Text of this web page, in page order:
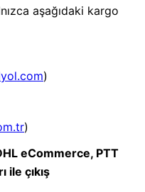
Duvar Dekorasyon Ürünü
Mey İthalat® Modern Rock
Serisi: Siyah Lazer Kesim Gitar
Figürlü Çoklu Anı Çerçevesi